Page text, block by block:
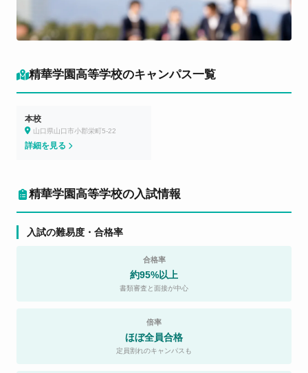
精華学園高等学校のキャンパス一覧
本校
山口県山口市小郡栄町5-22
詳細を見る
精華学園高等学校の入試情報
入試の難易度・合格率
合格率
約95%以上
書類審査と面接が中心
倍率
ほぼ全員合格
定員割れのキャンパスも